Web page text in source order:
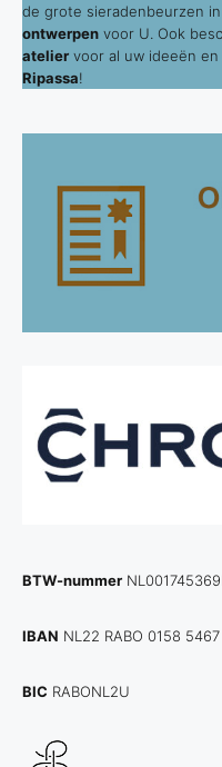
de grote sieradenbeurzen
ontwerpen voor U. Ook
atelier voor al uw ideeën
Ripassa!
BTW-nummer
IBAN NL22 RABO 0158 5467
BIC RABONL2U